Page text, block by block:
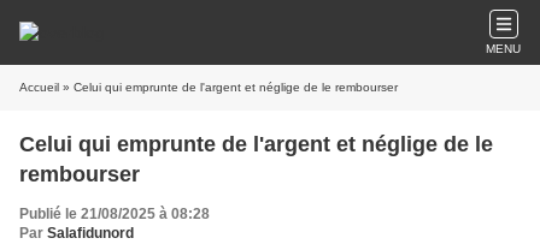
MENU
Accueil » Celui qui emprunte de l'argent et néglige de le rembourser
Celui qui emprunte de l'argent et néglige de le
rembourser
Publié le 21/08/2025 à 08:28
Par Salafidunord